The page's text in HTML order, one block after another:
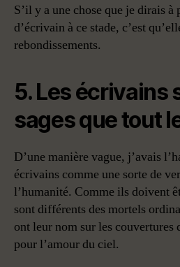
S’il y a une chose que je dirais à
d’écrivain à ce stade, c’est
rebondissements.
5. Les écrivains
sages que tout
D’une manière vague, j’avais
écrivains comme une sorte de
l’humanité. Comme ils doivent
sont différents des mortels
ont leur nom sur les couvertures
pour l’amour du ciel.